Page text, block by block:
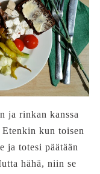
ja rinkan kanssa
kun toisen
ja totesi päätään
hähä, niin se